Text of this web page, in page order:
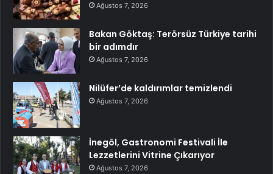
Ağustos 7, 2026
Bakan Göktaş: Terörsüz Türkiye tarihi
bir adımdır
Ağustos 7, 2026
Nilüfer’de kaldırımlar temizlendi
Ağustos 7, 2026
İnegöl, Gastronomi Festivali İle
Lezzetlerini Vitrine Çıkarıyor
Ağustos 7, 2026